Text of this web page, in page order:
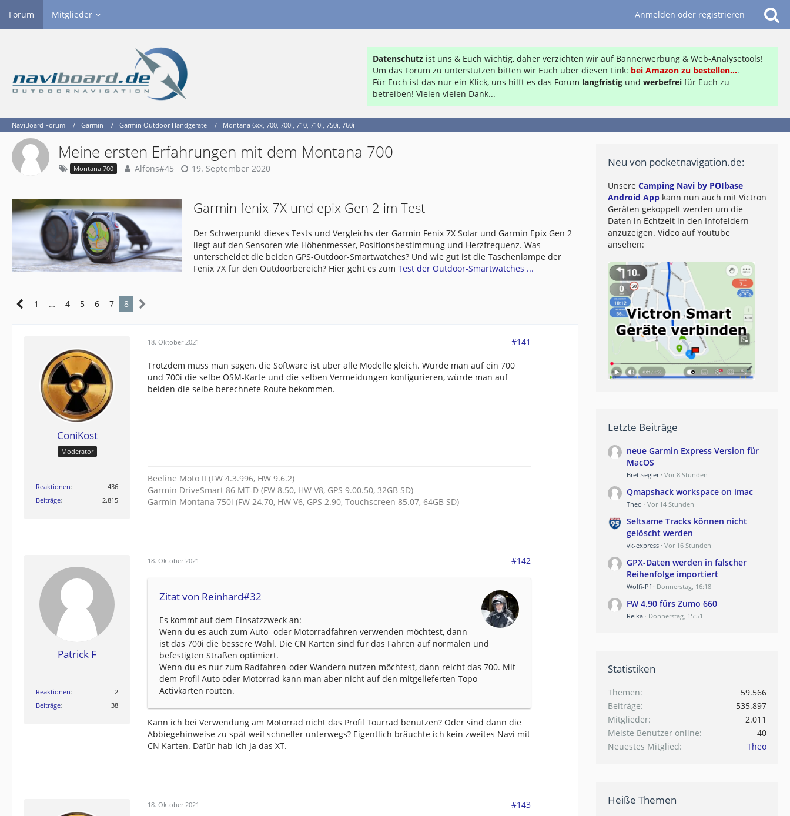
Forum Mitglieder Anmelden oder registrieren
Datenschutz ist uns & Euch wichtig, daher verzichten wir auf Bannerwerbung & Web-Analysetools!
Um das Forum zu unterstützen bitten wir Euch über diesen Link: bei Amazon zu bestellen....
Für Euch ist das nur ein Klick, uns hilft es das Forum langfristig und werbefrei für Euch zu
betreiben! Vielen vielen Dank...
NaviBoard Forum Garmin Garmin Outdoor Handgeräte Montana 6xx, 700, 700i, 710, 710i, 750i, 760i
Meine ersten Erfahrungen mit dem Montana 700
Montana 700 Alfons#45 19. September 2020
Garmin fenix 7X und epix Gen 2 im Test
Der Schwerpunkt dieses Tests und Vergleichs der Garmin Fenix 7X Solar und Garmin Epix Gen 2
liegt auf den Sensoren wie Höhenmesser, Positionsbestimmung und Herzfrequenz. Was
unterscheidet die beiden GPS-Outdoor-Smartwatches? Und wie gut ist die Taschenlampe der
Fenix 7X für den Outdoorbereich? Hier geht es zumTest der Outdoor-Smartwatches ...
1 … 4 5 6 7 8
ConiKost
Moderator
Reaktionen
436
Beiträge
2.815
18. Oktober 2021 #141
Trotzdem muss man sagen, die Software ist über alle Modelle gleich. Würde man auf ein 700
und 700i die selbe OSM-Karte und die selben Vermeidungen konfigurieren, würde man auf
beiden die selbe berechnete Route bekommen.
Beeline Moto II (FW 4.3.996, HW 9.6.2)
Garmin DriveSmart 86 MT-D (FW 8.50, HW V8, GPS 9.00.50, 32GB SD)
Garmin Montana 750i (FW 24.70, HW V6, GPS 2.90, Touchscreen 85.07, 64GB SD)
Patrick F
Reaktionen
2
Beiträge
38
18. Oktober 2021 #142
Zitat von Reinhard#32
Es kommt auf dem Einsatzzweck an:
Wenn du es auch zum Auto- oder Motorradfahren verwenden möchtest, dann
ist das 700i die bessere Wahl. Die CN Karten sind für das Fahren auf normalen und
befestigten Straßen optimiert.
Wenn du es nur zum Radfahren-oder Wandern nutzen möchtest, dann reicht das 700. Mit
dem Profil Auto oder Motorrad kann man aber nicht auf den mitgelieferten Topo
Activkarten routen.
Kann ich bei Verwendung am Motorrad nicht das Profil Tourrad benutzen? Oder sind dann die
Abbiegehinweise zu spät weil schneller unterwegs? Eigentlich bräuchte ich kein zweites Navi mit
CN Karten. Dafür hab ich ja das XT.
18. Oktober 2021 #143
Neu von pocketnavigation.de:
Unsere Camping Navi by POIbase
Android App kann nun auch mit Victron
Geräten gekoppelt werden um die
Daten in Echtzeit in den Infofeldern
anzuzeigen. Video auf Youtube
ansehen:
Letzte Beiträge
neue Garmin Express Version für
MacOS
Brettsegler Vor 8 Stunden
Qmapshack workspace on imac
Theo Vor 14 Stunden
Seltsame Tracks können nicht
gelöscht werden
vk-express Vor 16 Stunden
GPX-Daten werden in falscher
Reihenfolge importiert
Wolfi-Pf Donnerstag, 16:18
FW 4.90 fürs Zumo 660
Reika Donnerstag, 15:51
Statistiken
Themen
59.566
Beiträge
535.897
Mitglieder
2.011
Meiste Benutzer online
40
Neuestes Mitglied
Theo
Heiße Themen